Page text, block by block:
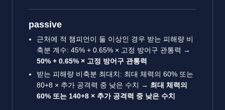
passive
근처에 적 챔피언이 둘 이상인 경우 받는 피해량 비
축분 계수: 45% + 0.65% × 고정 방어구 관통력 →
50% + 0.65% × 고정 방어구 관통력
받는 피해량 비축분 최대치: 최대 체력의 60% 또는
80+8 × 추가 공격력 중 낮은 수치 → 최대 체력의
60% 또는 140+8 × 추가 공격력 중 낮은 수치